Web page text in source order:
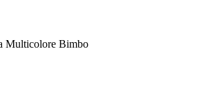
Multicolore Bimbo